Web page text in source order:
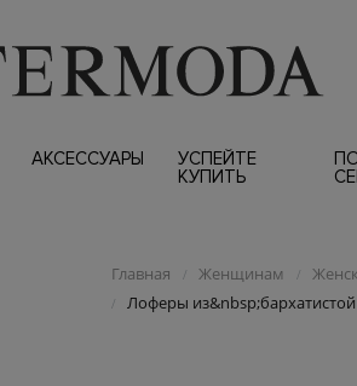
АКСЕССУАРЫ
УСПЕЙТЕ
КУПИТЬ
Главная / Женщинам /
/ Лоферы